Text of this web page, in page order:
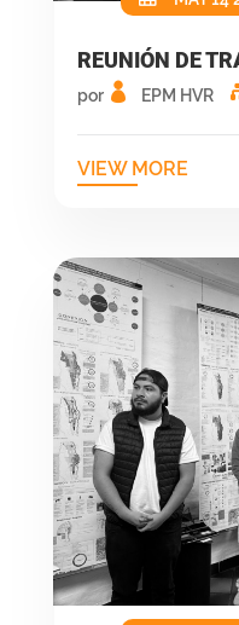
REUNIÓN DE
por EPM HVR
VIEW MORE